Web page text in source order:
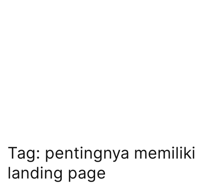
Tag: pentingnya memiliki
landing page